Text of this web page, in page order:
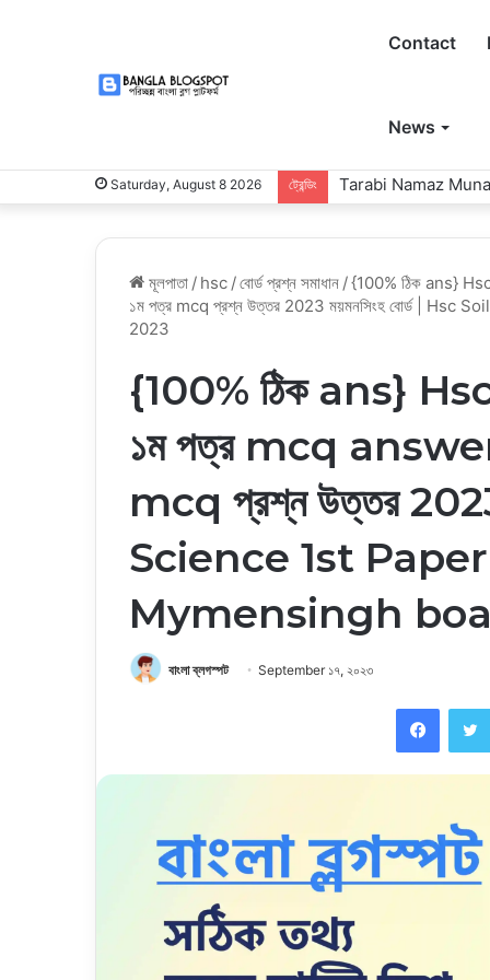
Contact
News
Saturday, August 8 2026 ট্রেন্ডিং Tarabi Namaz Munajat:
মূলপাতা / hsc /বোর্ড প্রশ্ন সমাধান /{100% ঠিক ans} Hsc
১ম পত্র mcq প্রশ্ন উত্তর 2023 ময়মনসিংহ বোর্ড |
2023
{100% ঠিক ans} Hsc
১ম পত্র mcq answer |
mcq প্রশ্ন উত্তর
Science 1st
Mymensingh
বাংলা ব্লগস্পট September ১৭, ২০২৩